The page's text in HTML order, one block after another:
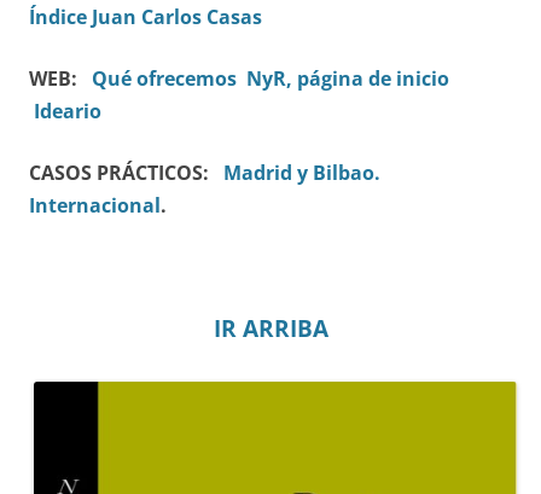
Índice Juan Carlos Casas
WEB: Qué ofrecemos NyR, página de inicio
Ideario
CASOS PRÁCTICOS: Madrid y Bilbao.
Internacional.
IR ARRIBA